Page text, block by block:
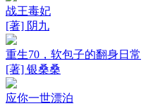
战王毒妃
[著] 阴九
重生70，软包子的翻身日常
[著] 银桑桑
应你一世漂泊